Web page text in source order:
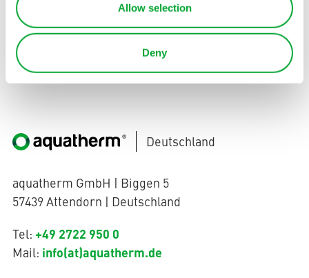
Allow selection
Deny
Deutschland
aquatherm GmbH | Biggen 5
57439 Attendorn | Deutschland
Tel: +49 2722 950 0
Mail: info(at)aquatherm.de